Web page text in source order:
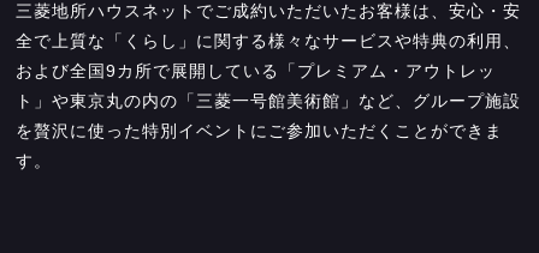
三菱地所ハウスネットでご成約いただいたお客様は、安心・安
全で上質な「くらし」に関する様々なサービスや特典の利用、
および全国9カ所で展開している「プレミアム・アウトレッ
ト」や東京丸の内の「三菱一号館美術館」など、グループ施設
を贅沢に使った特別イベントにご参加いただくことができま
す。